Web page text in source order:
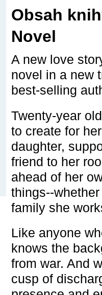
Obsah
Novel
A new love
novel in a new
best-selling
Twenty-year
to create for
daughter,
friend to her
ahead of her
things--
family she
Like anyone
knows the
from war. And
cusp of